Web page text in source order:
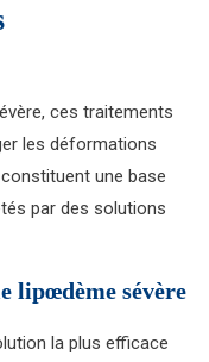
ces traitements
les déformations
une base
par des solutions
lipœdème sévère
la plus efficace